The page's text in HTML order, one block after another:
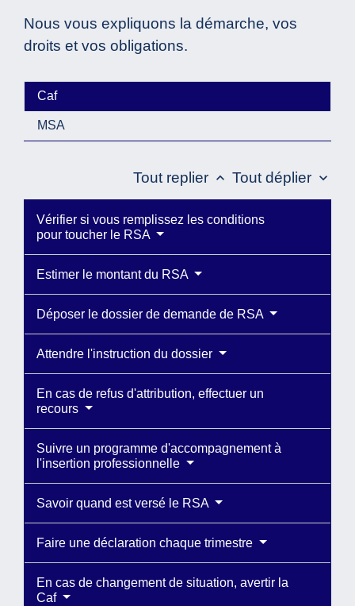
Nous vous expliquons la démarche, vos
droits et vos obligations.
Caf
MSA
Tout replier keyboard_arrow_up Tout déplier keyboard_arrow_down
Vérifier si vous remplissez les conditions
pour toucher le RSA
Estimer le montant du RSA
Déposer le dossier de demande de RSA
Attendre l'instruction du dossier
En cas de refus d'attribution, effectuer un
recours
Suivre un programme d'accompagnement à
l'insertion professionnelle
Savoir quand est versé le RSA
Faire une déclaration chaque trimestre
En cas de changement de situation, avertir la
Caf